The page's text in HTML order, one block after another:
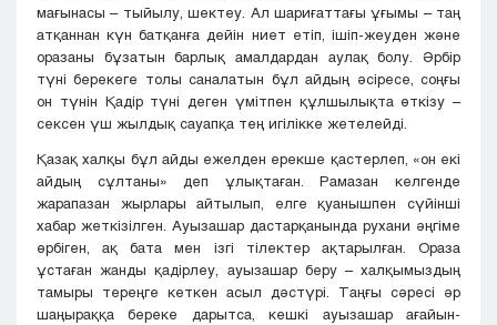
мағынасы – тыйылу, шектеу. Ал шариғаттағы ұғымы – таң
атқаннан күн батқанға дейін ниет етіп, ішіп-жеуден және
оразаны бұзатын барлық амалдардан аулақ болу. Әрбір
түні берекеге толы саналатын бұл айдың әсіресе, соңғы
он түнін Қадір түні деген үмітпен құлшылықта өткізу –
сексен үш жылдық сауапқа тең игілікке жетелейді.
Қазақ халқы бұл айды ежелден ерекше қастерлеп, «он екі
айдың сұлтаны» деп ұлықтаған. Рамазан келгенде
жарапазан жырлары айтылып, елге қуанышпен сүйінші
хабар жеткізілген. Ауызашар дастарқанында рухани әңгіме
өрбіген, ақ бата мен ізгі тілектер ақтарылған. Ораза
ұстаған жанды қадірлеу, ауызашар беру – халқымыздың
тамыры тереңге кеткен асыл дәстүрі. Таңғы сәресі әр
шаңыраққа береке дарытса, кешкі ауызашар ағайын-